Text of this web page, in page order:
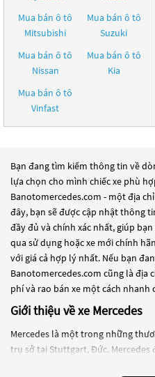
Mua bán ô tô
Mitsubishi
Mua bán ô tô
Suzuki
Mua bán ô tô
Nissan
Mua bán ô tô
Kia
Mua bán ô tô
Vinfast
Bạn đang tìm kiếm thông tin về
lựa chọn cho mình chiếc xe phù
Banotomercedes.com - một địa
đây, bạn sẽ được cập nhật thông
đầy đủ và chính xác nhất, giúp
qua sử dụng hoặc xe mới chính
với giá cả hợp lý nhất. Nếu bạn
Banotomercedes.com cũng là địa
phí và rao bán xe một cách nhanh
Giới thiệu về xe Mercedes
Mercedes là một trong những
trụ sở tại Stuttgart, Đức. Mercedes